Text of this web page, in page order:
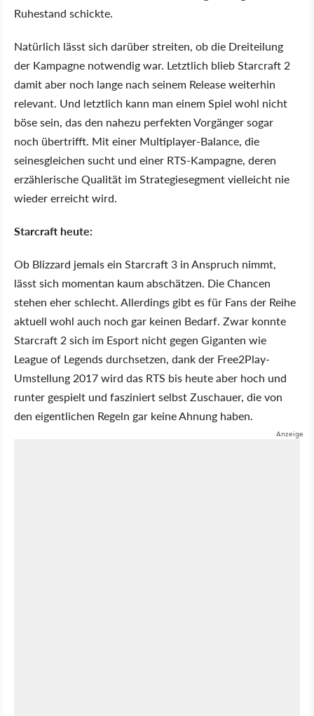
Ruhestand schickte.
Natürlich lässt sich darüber streiten, ob die Dreiteilung
der Kampagne notwendig war. Letztlich blieb Starcraft 2
damit aber noch lange nach seinem Release weiterhin
relevant. Und letztlich kann man einem Spiel wohl nicht
böse sein, das den nahezu perfekten Vorgänger sogar
noch übertrifft. Mit einer Multiplayer-Balance, die
seinesgleichen sucht und einer RTS-Kampagne, deren
erzählerische Qualität im Strategiesegment vielleicht nie
wieder erreicht wird.
Starcraft heute:
Ob Blizzard jemals ein Starcraft 3 in Anspruch nimmt,
lässt sich momentan kaum abschätzen. Die Chancen
stehen eher schlecht. Allerdings gibt es für Fans der Reihe
aktuell wohl auch noch gar keinen Bedarf. Zwar konnte
Starcraft 2 sich im Esport nicht gegen Giganten wie
League of Legends durchsetzen, dank der Free2Play-
Umstellung 2017 wird das RTS bis heute aber hoch und
runter gespielt und fasziniert selbst Zuschauer, die von
den eigentlichen Regeln gar keine Ahnung haben.